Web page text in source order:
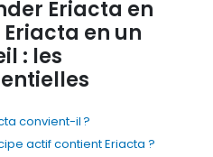
Eriacta en
en un
: les
convient-il ?
actif contient Eriacta ?